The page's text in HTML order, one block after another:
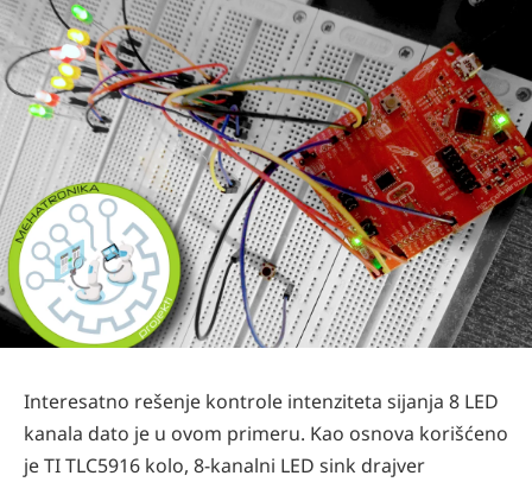
Interesatno rešenje kontrole intenziteta sijanja 8 LED
kanala dato je u ovom primeru. Kao osnova korišćeno
je TI TLC5916 kolo, 8-kanalni LED sink drajver